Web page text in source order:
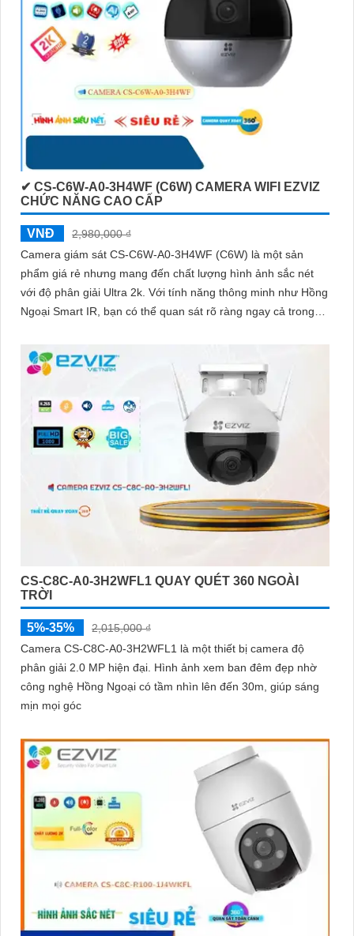
✔ CS-C6W-A0-3H4WF (C6W) CAMERA WIFI EZVIZ
CHỨC NĂNG CAO CẤP
VNĐ
2,980,000 ₫
Camera giám sát CS-C6W-A0-3H4WF (C6W) là một sản
phẩm giá rẻ nhưng mang đến chất lượng hình ảnh sắc nét
với độ phân giải Ultra 2k. Với tính năng thông minh như Hồng
Ngoại Smart IR, bạn có thể quan sát rõ ràng ngay cả trong
CS-C8C-A0-3H2WFL1 QUAY QUÉT 360 NGOÀI
TRỜI
5%-35%
2,015,000 ₫
Camera CS-C8C-A0-3H2WFL1 là một thiết bị camera độ
phân giải 2.0 MP hiện đại. Hình ảnh xem ban đêm đẹp nhờ
công nghệ Hồng Ngoại có tầm nhìn lên đến 30m, giúp sáng
mịn mọi góc